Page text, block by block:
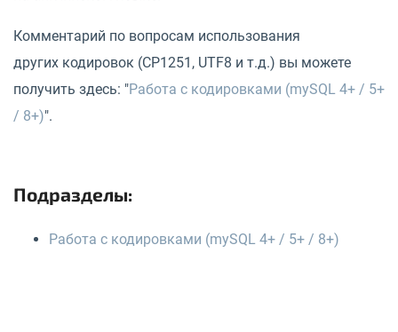
Комментарий по вопросам использования
других кодировок (CP1251, UTF8 и т.д.) вы можете
получить здесь: "Работа с кодировками (mySQL 4+ / 5+
/ 8+)".
Подразделы:
Работа с кодировками (mySQL 4+ / 5+ / 8+)